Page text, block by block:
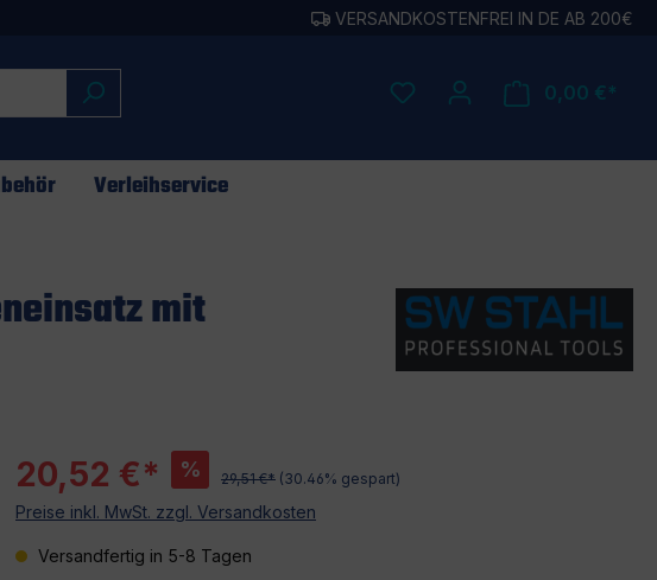
VERSANDKOSTENFREI IN DE AB 200€
0,00 €*
Verleihservice
mit
20,52 €* % 29,51 €* (30.46% gespart)
Preise inkl. MwSt. zzgl. Versandkosten
Versandfertig in 5-8 Tagen